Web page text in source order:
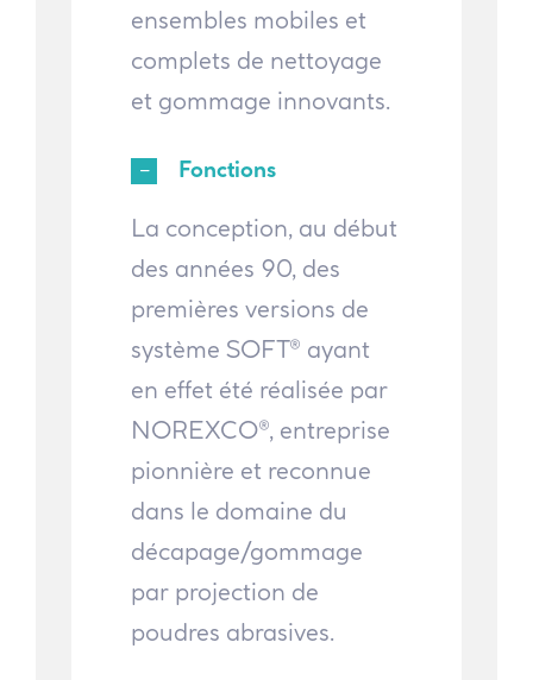
ensembles mobiles et
complets de nettoyage
et gommage innovants.
Fonctions
La conception, au début
des années 90, des
premières versions de
système SOFT® ayant
en effet été réalisée par
NOREXCO®, entreprise
pionnière et reconnue
dans le domaine du
décapage/gommage
par projection de
poudres abrasives.